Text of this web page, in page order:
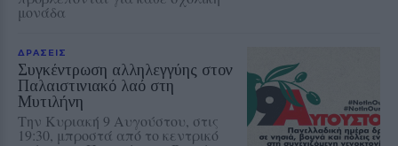
μονάδα
ΔΡΑΣΕΙΣ
Συγκέντρωση αλληλεγγύης στον
Παλαιστινιακό λαό στη
Μυτιλήνη
Την Κυριακή 9 Αυγούστου, στις
19:30, μπροστά από το κεντρικό